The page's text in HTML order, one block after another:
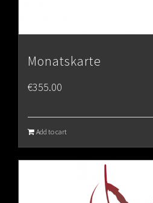
Monatskarte
€355.00
Add to cart